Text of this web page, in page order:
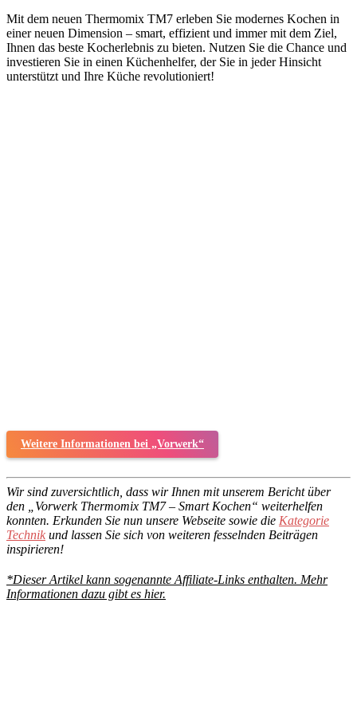
Mit dem neuen Thermomix TM7 erleben Sie modernes Kochen in
einer neuen Dimension – smart, effizient und immer mit dem Ziel,
Ihnen das beste Kocherlebnis zu bieten. Nutzen Sie die Chance und
investieren Sie in einen Küchenhelfer, der Sie in jeder Hinsicht
unterstützt und Ihre Küche revolutioniert!
Weitere Informationen bei „Vorwerk“
Wir sind zuversichtlich, dass wir Ihnen mit unserem Bericht über
den „Vorwerk Thermomix TM7 – Smart Kochen“ weiterhelfen
konnten. Erkunden Sie nun unsere Webseite sowie die Kategorie
Technik und lassen Sie sich von weiteren fesselnden Beiträgen
inspirieren!
*Dieser Artikel kann sogenannte Affiliate-Links enthalten. Mehr
Informationen dazu gibt es hier.